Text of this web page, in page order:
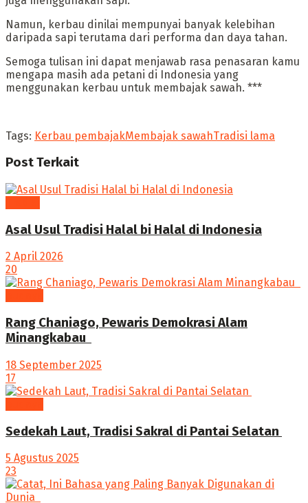
‎Namun, kerbau dinilai mempunyai banyak kelebihan
daripada sapi terutama dari performa dan daya tahan.
Semoga tulisan ini dapat menjawab rasa penasaran kamu
mengapa masih ada petani di Indonesia yang
menggunakan kerbau untuk membajak sawah. ***
Tags: Kerbau pembajakMembajak sawahTradisi lama
PostTerkait
Asal Usul Tradisi Halal bi Halal di Indonesia
2 April 2026
20
Rang Chaniago, Pewaris Demokrasi Alam
Minangkabau ‎
18 September 2025
17
Sedekah Laut, Tradisi Sakral di Pantai Selatan
5 Agustus 2025
23